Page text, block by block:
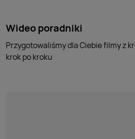
Wideo poradniki
Przygotowaliśmy dla Ciebie filmy z
krok po kroku